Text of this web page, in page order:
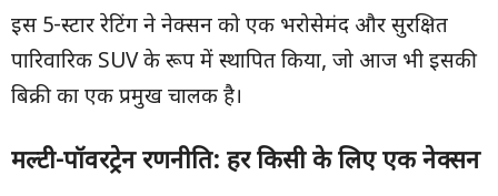
इस 5-स्टार रेटिंग ने नेक्सन को एक भरोसेमंद और सुरक्षित
पारिवारिक SUV के रूप में स्थापित किया, जो आज भी इसकी
बिक्री का एक प्रमुख चालक है।
मल्टी-पॉवरट्रेन रणनीति: हर किसी के लिए एक नेक्सन